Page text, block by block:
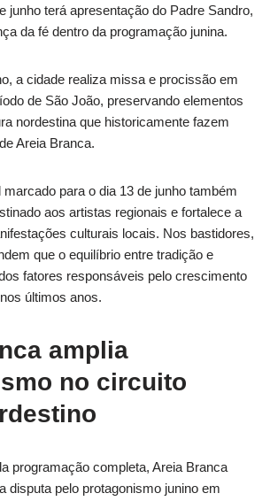
junho terá apresentação do Padre Sandro,
da fé dentro da programação junina.
a cidade realiza missa e procissão em
de São João, preservando elementos
nordestina que historicamente fazem
Areia Branca.
para o dia 13 de junho também
aos artistas regionais e fortalece a
culturais locais. Nos bastidores,
que o equilíbrio entre tradição e
fatores responsáveis pelo crescimento
últimos anos.
amplia
no circuito
programação completa, Areia Branca
disputa pelo protagonismo junino em